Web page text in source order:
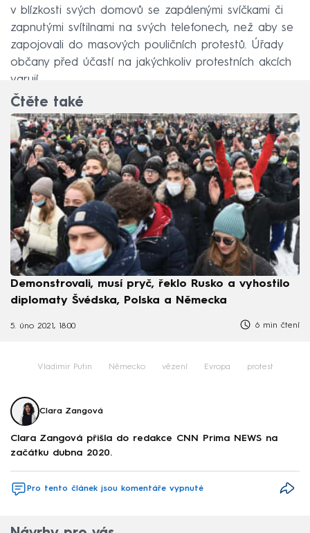
v blízkosti svých domovů se zapálenými svíčkami či
zapnutými svítilnami na svých telefonech, než aby se
zapojovali do masových pouličních protestů. Úřady
občany před účastí na jakýchkoliv protestních akcích
varují.
Čtěte také
Demonstrovali, musí pryč, řeklo Rusko a vyhostilo
diplomaty Švédska, Polska a Německa
5. úno 2021, 18:00 6 min čtení
Vladimir Putin Německo vězení Evropa protest
Clara Zangová
Clara Zangová přišla do redakce CNN Prima NEWS na
začátku dubna 2020.
Pro tento článek jsou komentáře vypnuté